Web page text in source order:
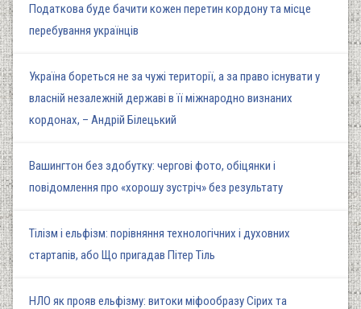
Податкова буде бачити кожен перетин кордону та місце
перебування українців
Україна бореться не за чужі території, а за право існувати у
власній незалежній державі в її міжнародно визнаних
кордонах, – Андрій Білецький
Вашингтон без здобутку: чергові фото, обіцянки і
повідомлення про «хорошу зустріч» без результату
Тілізм і ельфізм: порівняння технологічних і духовних
стартапів, або Що пригадав Пітер Тіль
НЛО як прояв ельфізму: витоки міфообразу Сірих та